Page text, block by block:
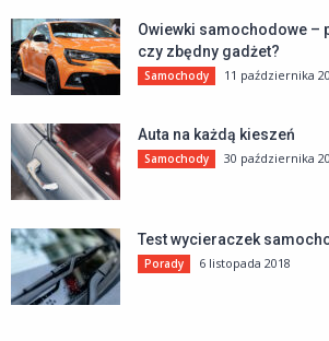
Owiewki samochodowe –
czy zbędny gadżet?
Samochody 11 października
Auta na każdą kieszeń
Samochody 30 października
Test wycieraczek
Porady 6 listopada 2018